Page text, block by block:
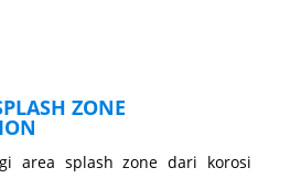
ZONE
area splash zone dari korosi